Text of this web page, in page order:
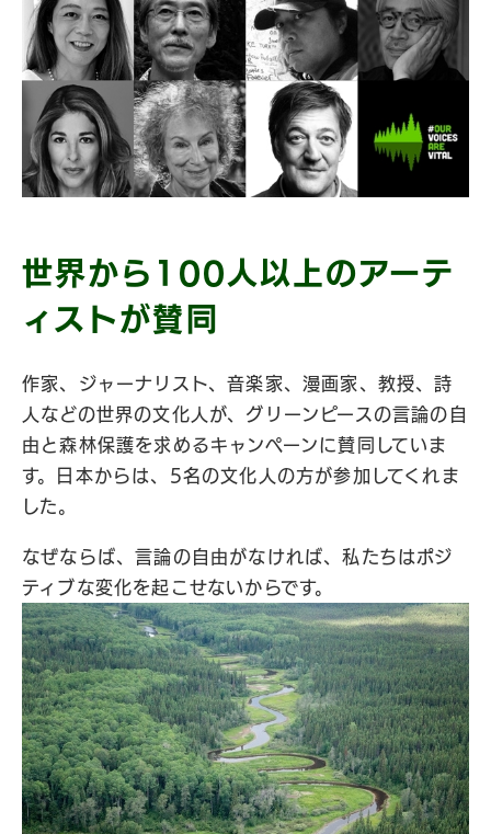
世界から100人以上のアーテ
ィストが賛同
作家、ジャーナリスト、音楽家、漫画家、教授、詩
人などの世界の文化人が、グリーンピースの言論の自
由と森林保護を求めるキャンペーンに賛同していま
す。日本からは、5名の文化人の方が参加してくれま
した。
なぜならば、言論の自由がなければ、私たちはポジ
ティブな変化を起こせないからです。